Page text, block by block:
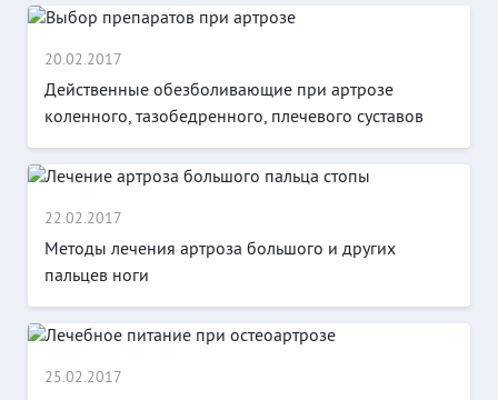
20.02.2017
Действенные обезболивающие при артрозе
коленного, тазобедренного, плечевого суставов
22.02.2017
Методы лечения артроза большого и других
пальцев ноги
25.02.2017